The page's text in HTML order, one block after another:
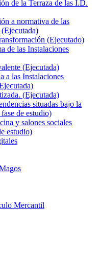
de la Terraza de las I.D.
a normativa de las
(Ejecutado)
de las Instalaciones
(Ejecutada)
a las Instalaciones
(Ejecutada)
situadas bajo la
de estudio)
y salones sociales
estudio)
Mercantil